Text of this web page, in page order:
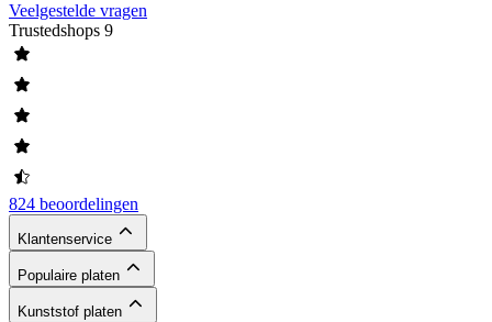
Veelgestelde vragen
Trustedshops 9
824 beoordelingen
Klantenservice
Populaire platen
Kunststof platen